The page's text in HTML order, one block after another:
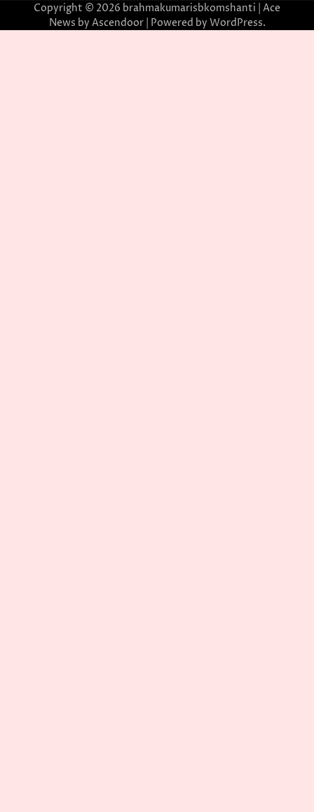
Copyright © 2026 brahmakumarisbkomshanti | Ace
News by Ascendoor| Powered by WordPress.